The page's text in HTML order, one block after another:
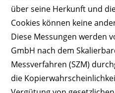
über seine Herkunft und
Cookies können keine
Diese Messungen werden
GmbH nach dem
Messverfahren (SZM)
die